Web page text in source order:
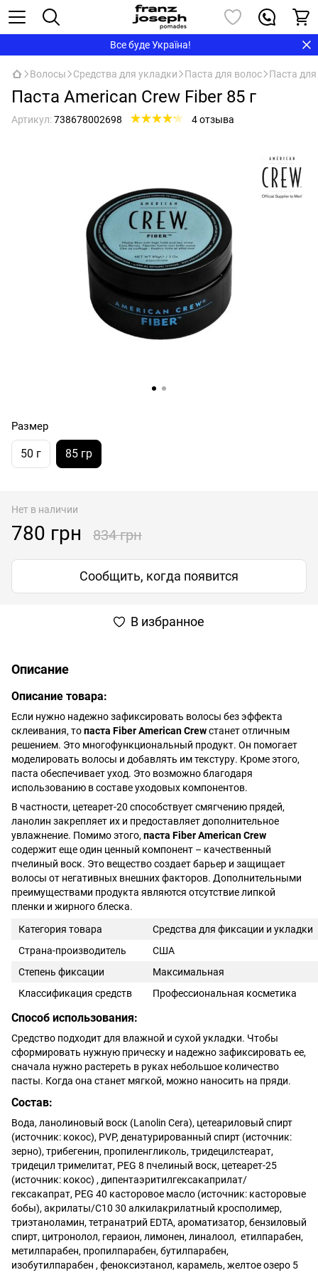
Все буде Україна!
Волосы Средства для укладки Паста для волос Паста
Паста American Crew Fiber 85 г
Артикул:738678002698 4 отзыва
Размер
50 г 85 гр
Нет в наличии
780 грн 834 грн
Сообщить, когда появится
В избранное
Описание
Описание товара:
Если нужно надежно зафиксировать волосы без эффекта
склеивания, топаста Fiber American Crewстанет отличным
решением. Это многофункциональный продукт. Он помогает
моделировать волосы и добавлять им текстуру. Кроме этого,
паста обеспечивает уход. Это возможно благодаря
использованию в составе уходовых компонентов.
В частности, цетеарет-20 способствует смягчению прядей,
ланолин закрепляет их и предоставляет дополнительное
увлажнение. Помимо этого, паста Fiber American Crew
содержит еще один ценный компонент – качественный
пчелиный воск. Это вещество создает барьер и защищает
волосы от негативных внешних факторов. Дополнительными
преимуществами продукта являются отсутствие липкой
пленки и жирного блеска.
Категория товара
Средства для фиксации и укладки
Страна-производитель
США
Степень фиксации
Максимальная
Классификация средств
Профессиональная косметика
Способ использования:
Средство подходит для влажной и сухой укладки. Чтобы
сформировать нужную прическу и надежно зафиксировать ее,
сначала нужно растереть в руках небольшое количество
пасты. Когда она станет мягкой, можно наносить на пряди.
Состав:
Вода, ланолиновый воск (Lanolin Cera), цетеариловый спирт
(источник: кокос), PVP, денатурированный спирт (источник:
зерно), трибегенин, пропиленгликоль, тридецилстеарат,
тридецил тримелитат, PEG 8 пчелиный воск, цетеарет-25
(источник: кокос) , дипентаэритилгексакаприлат/
гексакапрат, PEG 40 касторовое масло (источник: касторовые
бобы), акрилаты/C10 30 алкилакрилатный кросполимер,
триэтаноламин, тетранатрий EDTA, ароматизатор, бензиловый
спирт, цитронолол, гераион, лимонен, линалоол, етилпарабен,
метилпарабен, пропилпарабен, бутилпарабен,
изобутилпарабен , феноксиэтанол, карамель, желтое озеро 5